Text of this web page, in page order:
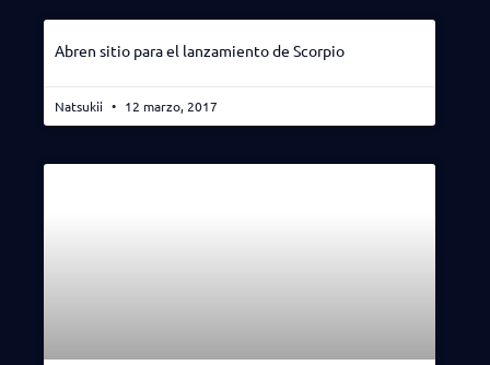
Abren sitio para el lanzamiento de Scorpio
Natsukii 12 marzo, 2017